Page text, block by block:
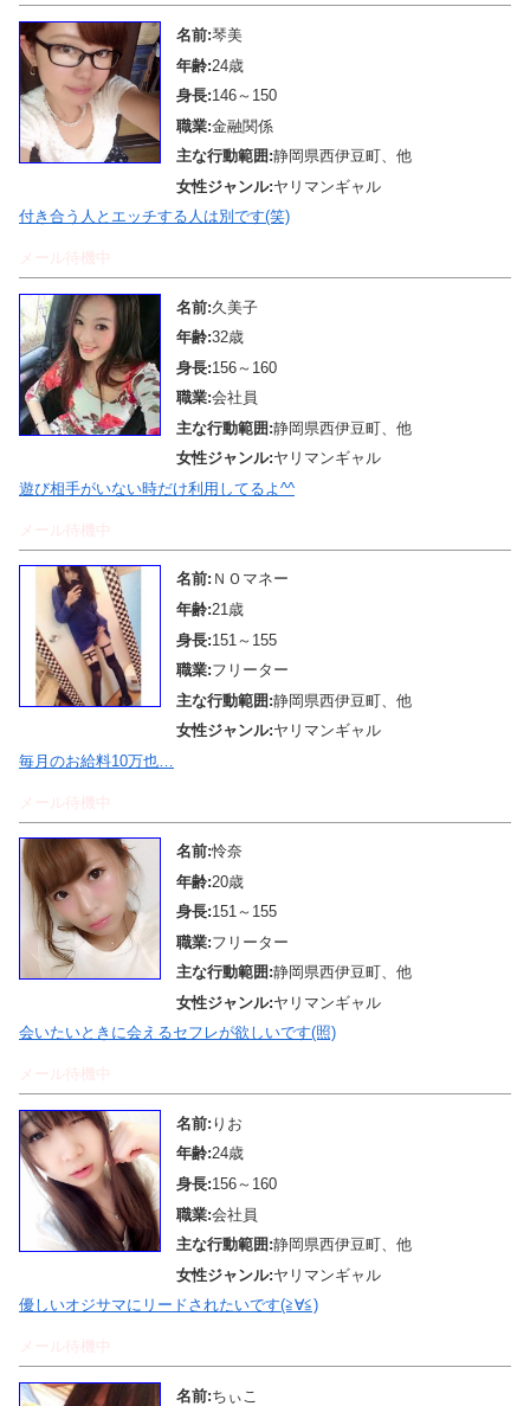
名前:琴美
年齢:24歳
身長:146～150
職業:金融関係
主な行動範囲:静岡県西伊豆町、他
女性ジャンル:ヤリマンギャル
付き合う人とエッチする人は別です(笑)
メール待機中
名前:久美子
年齢:32歳
身長:156～160
職業:会社員
主な行動範囲:静岡県西伊豆町、他
女性ジャンル:ヤリマンギャル
遊び相手がいない時だけ利用してるよ^^
メール待機中
名前: ＮＯマネー
年齢:21歳
身長:151～155
職業:フリーター
主な行動範囲:静岡県西伊豆町、他
女性ジャンル:ヤリマンギャル
毎月のお給料10万也…
メール待機中
名前:怜奈
年齢:20歳
身長:151～155
職業:フリーター
主な行動範囲:静岡県西伊豆町、他
女性ジャンル:ヤリマンギャル
会いたいときに会えるセフレが欲しいです(照)
メール待機中
名前: りお
年齢:24歳
身長:156～160
職業:会社員
主な行動範囲:静岡県西伊豆町、他
女性ジャンル:ヤリマンギャル
優しいオジサマにリードされたいです(≧∀≦)
メール待機中
名前:ちぃこ